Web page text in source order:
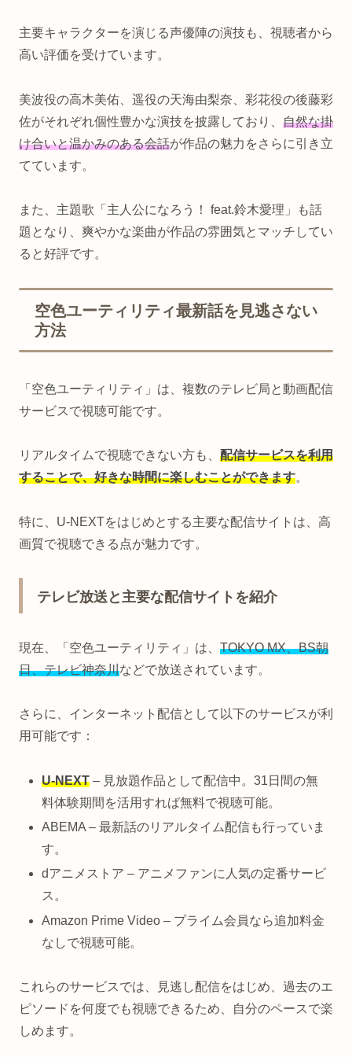
主要キャラクターを演じる声優陣の演技も、視聴者から
高い評価を受けています。
美波役の高木美佑、遥役の天海由梨奈、彩花役の後藤彩
佐がそれぞれ個性豊かな演技を披露しており、 自然な掛
け合いと温かみのある会話が作品の魅力をさらに引き立
てています。
また、主題歌「主人公になろう！ feat.鈴木愛理」も話
題となり、爽やかな楽曲が作品の雰囲気とマッチしてい
ると好評です。
空色ユーティリティ最新話を見逃さない
方法
「空色ユーティリティ」は、複数のテレビ局と動画配信
サービスで視聴可能です。
リアルタイムで視聴できない方も、 配信サービスを利用
することで、好きな時間に楽しむことができます。
特に、U-NEXTをはじめとする主要な配信サイトは、高
画質で視聴できる点が魅力です。
テレビ放送と主要な配信サイトを紹介
現在、「空色ユーティリティ」は、 TOKYO MX、BS朝
日、テレビ神奈川などで放送されています。
さらに、インターネット配信として以下のサービスが利
用可能です：
U-NEXT – 見放題作品として配信中。31日間の無
料体験期間を活用すれば無料で視聴可能。
ABEMA – 最新話のリアルタイム配信も行っていま
す。
dアニメストア – アニメファンに人気の定番サービ
ス。
Amazon Prime Video – プライム会員なら追加料金
なしで視聴可能。
これらのサービスでは、見逃し配信をはじめ、過去のエ
ピソードを何度でも視聴できるため、自分のペースで楽
しめます。